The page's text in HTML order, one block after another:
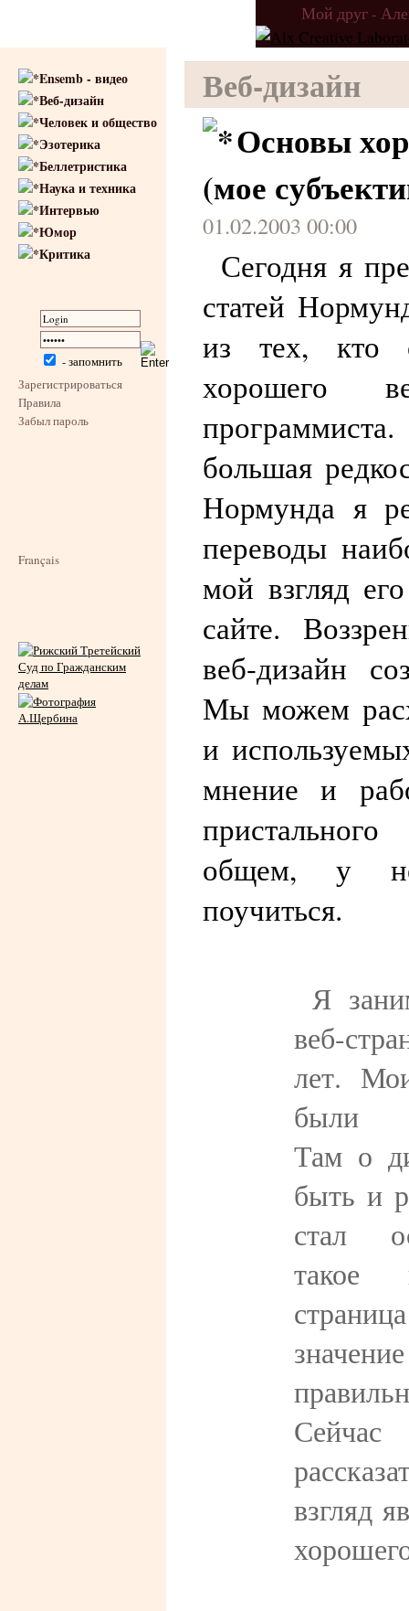
Мой друг -
Ensemb - видео
Веб-дизайн
Человек и общество
Эзотерика
Беллетристика
Наука и техника
Интервью
Юмор
Критика
- запомнить
Зарегистрироваться
Правила
Забыл пароль
Français
Веб-дизайн
Основы
(мое
01.02.2003 00:00
Сегодня я
статей
из тех, кто
хорошего
большая
Нормунда я
переводы
мой взгляд
сайте.
веб-дизайн
Мы можем
и
мнение и
общем, у
поучиться.
Я
веб-
лет.
были
Там о
быть и
стал
такое
взгляд